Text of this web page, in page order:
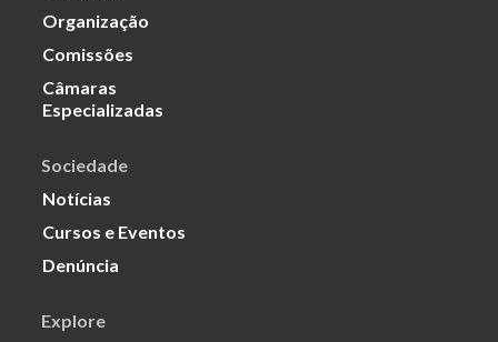
Organização
Comissões
Câmaras
Especializadas
Sociedade
Notícias
Cursos e Eventos
Denúncia
Explore